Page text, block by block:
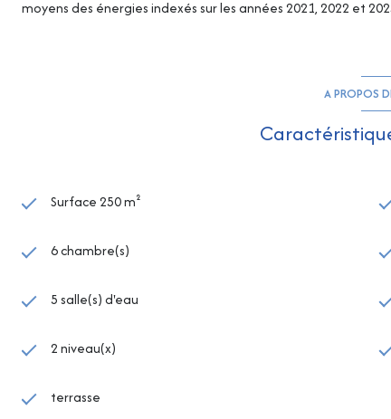
moyens des énergies indexés sur les années 2021, 2022 et
A PROPOS
Surface 250 m²
6 chambre(s)
5 salle(s) d'eau
2 niveau(x)
terrasse